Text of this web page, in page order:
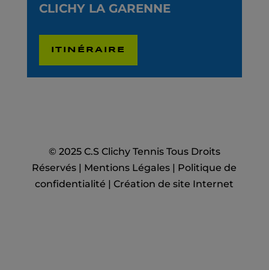
CLICHY LA GARENNE
ITINÉRAIRE
© 2025 C.S Clichy Tennis Tous Droits
Réservés | Mentions Légales | Politique de
confidentialité |Création de site Internet